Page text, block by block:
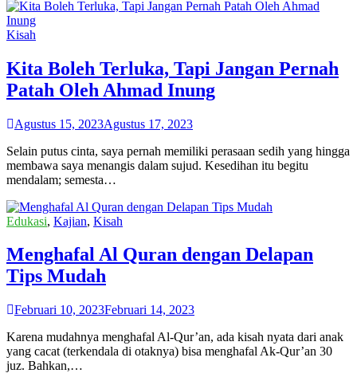
Kisah
Kita Boleh Terluka, Tapi Jangan Pernah
Patah Oleh Ahmad Inung
Agustus 15, 2023Agustus 17, 2023
Selain putus cinta, saya pernah memiliki perasaan sedih yang hingga
membawa saya menangis dalam sujud. Kesedihan itu begitu
mendalam; semesta…
Edukasi, Kajian, Kisah
Menghafal Al Quran dengan Delapan
Tips Mudah
Februari 10, 2023Februari 14, 2023
Karena mudahnya menghafal Al-Qur’an, ada kisah nyata dari anak
yang cacat (terkendala di otaknya) bisa menghafal Ak-Qur’an 30
juz. Bahkan,…